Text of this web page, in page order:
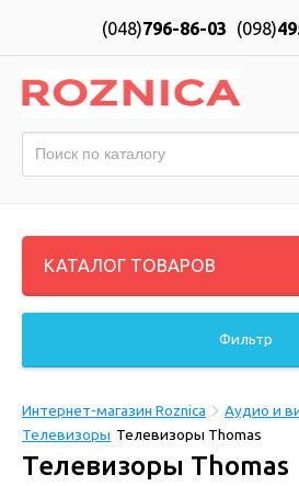
(048)796-86-03 (098)
КАТАЛОГ ТОВАРОВ
Фильтр
Интернет-магазин Roznica
Аудио и
Телевизоры Телевизоры Thomas
Телевизоры Thomas